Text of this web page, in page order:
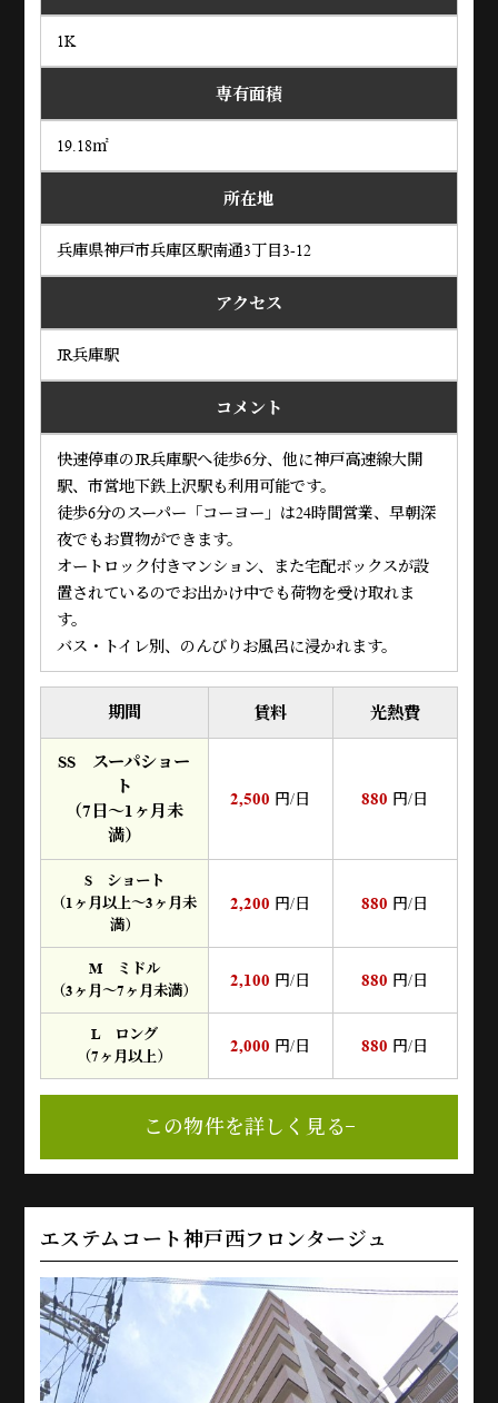
1K
専有面積
19.18㎡
所在地
兵庫県神戸市兵庫区駅南通3丁目3-12
アクセス
JR兵庫駅
コメント
快速停車のJR兵庫駅へ徒歩6分、他に神戸高速線大開
駅、市営地下鉄上沢駅も利用可能です。
徒歩6分のスーパー「コーヨー」は24時間営業、早朝深
夜でもお買物ができます。
オートロック付きマンション、また宅配ボックスが設
置されているのでお出かけ中でも荷物を受け取れま
す。
バス・トイレ別、のんびりお風呂に浸かれます。
期間 賃料 光熱費
SS スーパショー
ト
（7日～1ヶ月未
満）
2,500 円/日 880 円/日
S ショート
（1ヶ月以上～3ヶ月未
満）
2,200 円/日 880 円/日
M ミドル
（3ヶ月～7ヶ月未満）
2,100 円/日 880 円/日
L ロング
（7ヶ月以上）
2,000 円/日 880 円/日
この物件を詳しく見る
エステムコート神戸西フロンタージュ